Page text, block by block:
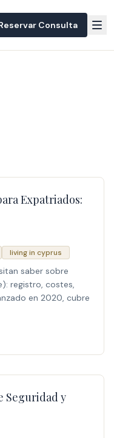
Consulta
Expatriados:
living in cyprus
saber sobre
registro, costes,
en 2020, cubre
Seguridad y